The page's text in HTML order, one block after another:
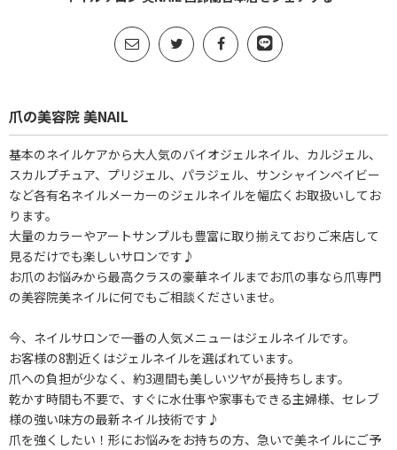
爪の美容院 美NAIL
基本のネイルケアから大人気のバイオジェルネイル、カルジェル、
スカルプチュア、プリジェル、パラジェル、サンシャインベイビー
など各有名ネイルメーカーのジェルネイルを幅広くお取扱いしてお
ります。
大量のカラーやアートサンプルも豊富に取り揃えておりご来店して
見るだけでも楽しいサロンです♪
お爪のお悩みから最高クラスの豪華ネイルまでお爪の事なら爪専門
の美容院美ネイルに何でもご相談くださいませ。
今、ネイルサロンで一番の人気メニューはジェルネイルです。
お客様の8割近くはジェルネイルを選ばれています。
爪への負担が少なく、約3週間も美しいツヤが長持ちします。
乾かす時間も不要で、すぐに水仕事や家事もできる主婦様、セレブ
様の強い味方の最新ネイル技術です♪
爪を強くしたい！形にお悩みをお持ちの方、急いで美ネイルにご予